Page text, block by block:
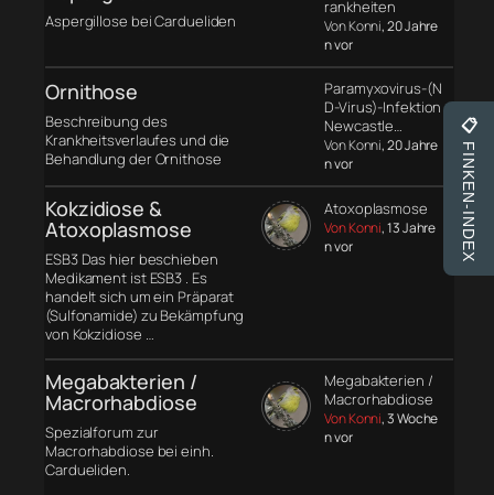
Aspergillose bei Cardueliden
rankheiten
Von Konni, 20 Jahre
n vor
Ornithose
Beschreibung des
Krankheitsverlaufes und die
Behandlung der Ornithose
Paramyxovirus-(N
D-Virus)-Infektion
Newcastle…
Von Konni, 20 Jahre
n vor
Kokzidiose &
Atoxoplasmose
ESB3 Das hier beschieben
Medikament ist ESB3 . Es
handelt sich um ein Präparat
(Sulfonamide) zu Bekämpfung
von Kokzidiose …
Atoxoplasmose
Von Konni, 13 Jahre
n vor
Megabakterien /
Macrorhabdiose
Spezialforum zur
Macrorhabdiose bei einh.
Cardueliden.
Megabakterien /
Macrorhabdiose
Von Konni, 3 Woche
n vor
📋
FINKEN-INDEX